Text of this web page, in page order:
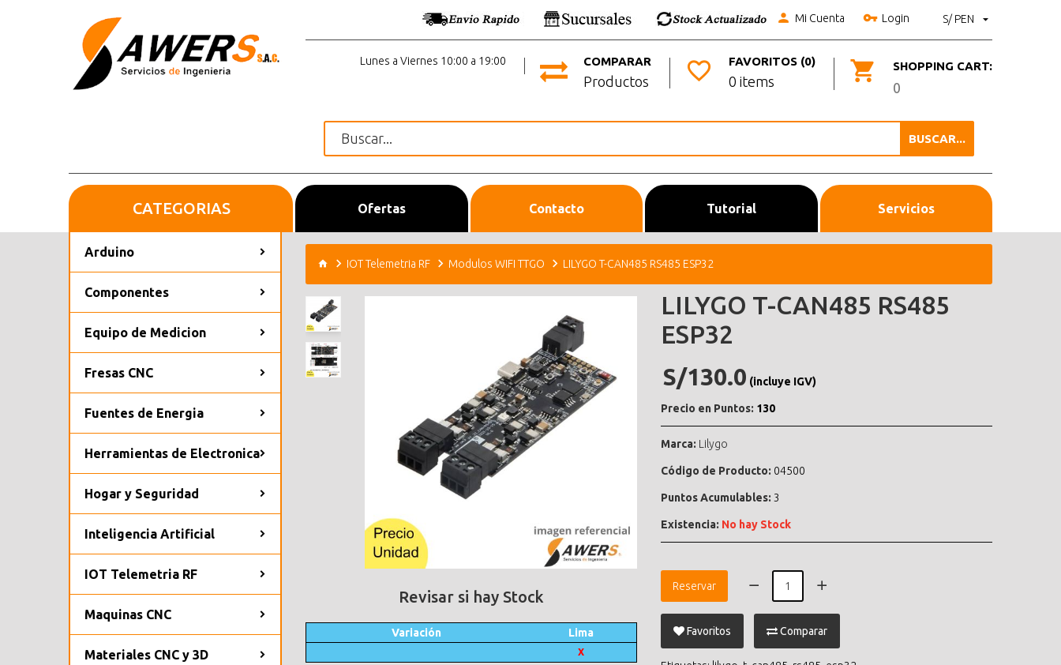
S/ PEN
Mi Cuenta Login
SHOPPING CART:
0
FAVORITOS (0)
0 items
COMPARAR
Productos
Lunes a Viernes 10:00 a 19:00
BUSCAR...
Inicio Ofertas Contacto Tutorial Servicios
CATEGORIAS
Arduino
Componentes
Equipo de Medicion
Fresas CNC
Fuentes de Energia
Herramientas de Electronica
Hogar y Seguridad
Inteligencia Artificial
IOT Telemetria RF
Maquinas CNC
Materiales CNC y 3D
IOT Telemetria RF Modulos WIFI TTGO LILYGO T-CAN485 RS485 ESP32
Revisar si hay Stock
Variación Lima
X
LILYGO T-CAN485 RS485
ESP32
S/130.0 (incluye IGV)
Precio en Puntos: 130
Marca: Lilygo
Código de Producto: 04500
Puntos Acumulables: 3
Existencia: No hay Stock
Reservar
Favoritos Comparar